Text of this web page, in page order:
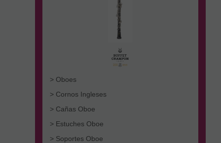
> Oboes
> Cornos Ingleses
> Cañas Oboe
> Estuches Oboe
> Soportes Oboe